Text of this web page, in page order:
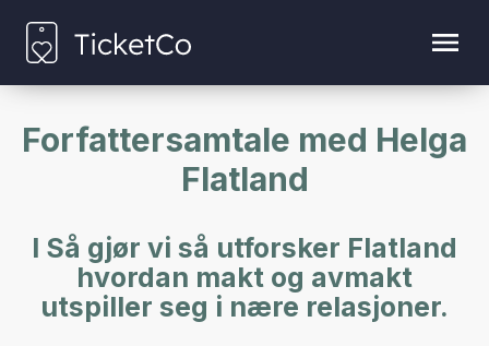
Forfattersamtale med Helga
Flatland
I Så gjør vi så utforsker Flatland
hvordan makt og avmakt
utspiller seg i nære relasjoner.